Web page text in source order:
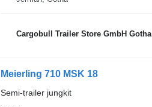
Cargobull Trailer Store GmbH Gotha
Meierling 710 MSK 18
Semi-trailer jungkit